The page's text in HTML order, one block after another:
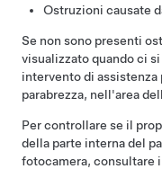
Ostruzioni causate
Se non sono presenti
visualizzato quando ci
intervento di assistenza
parabrezza, nell'area
Per controllare se il
della parte interna del
fotocamera, consultare